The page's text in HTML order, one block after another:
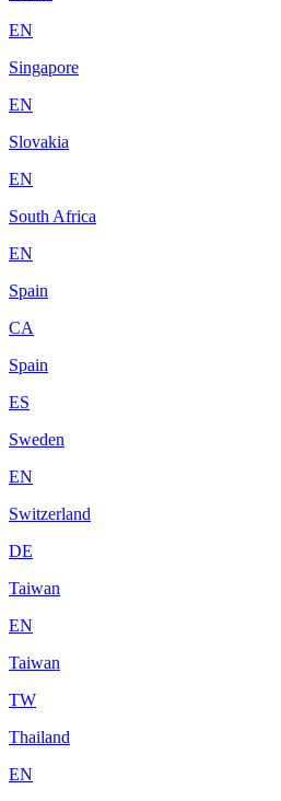
EN
Singapore
EN
Slovakia
EN
South Africa
EN
Spain
CA
Spain
ES
Sweden
EN
Switzerland
DE
Taiwan
EN
Taiwan
TW
Thailand
EN